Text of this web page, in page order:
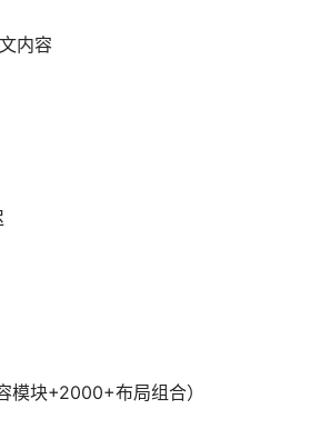
内容
模块+2000+布局组合）